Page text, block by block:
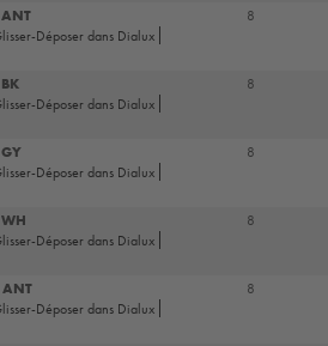
Déposer dans Dialux
8
Déposer dans Dialux
8
Déposer dans Dialux
8
Déposer dans Dialux
8
ANT
Déposer dans Dialux
8